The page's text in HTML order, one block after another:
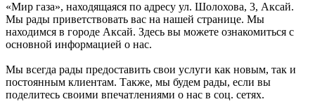
«Мир газа», находящаяся по адресу ул. Шолохова, 3, Аксай.
Мы рады приветствовать вас на нашей странице. Мы
находимся в городе Аксай. Здесь вы можете ознакомиться с
основной информацией о нас.
Мы всегда рады предоставить свои услуги как новым, так и
постоянным клиентам. Также, мы будем рады, если вы
поделитесь своими впечатлениями о нас в соц. сетях.